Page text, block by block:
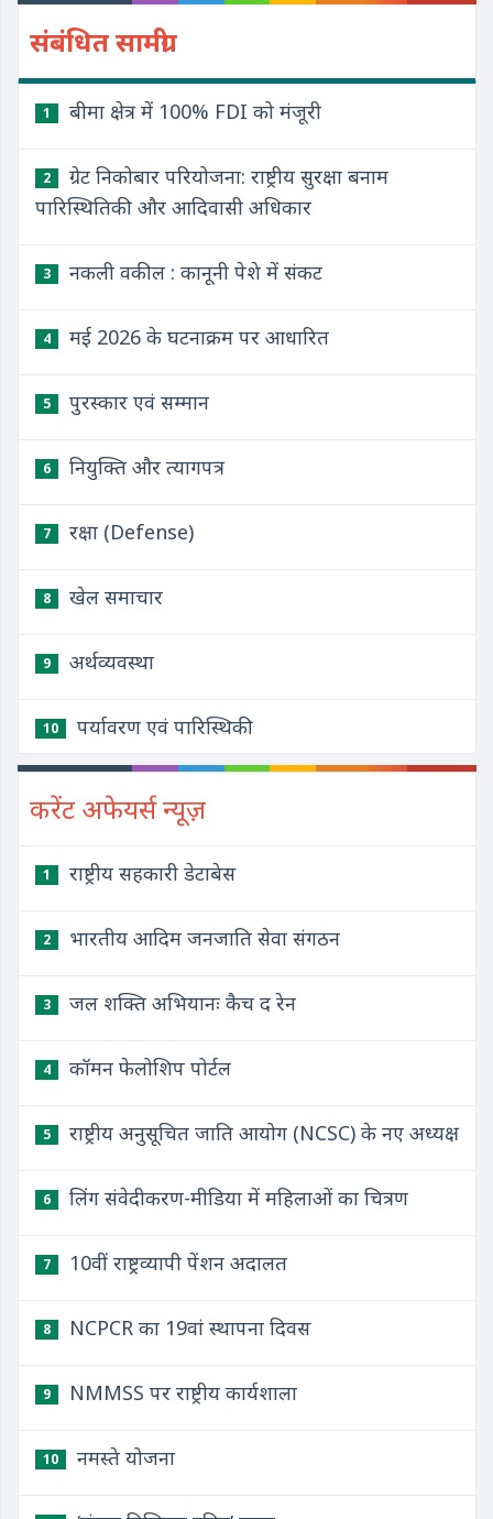
संबंधित सामग्री
1 बीमा क्षेत्र में 100% FDI को मंजूरी
2
ग्रेट निकोबार परियोजना: राष्ट्रीय सुरक्षा बनाम
पारिस्थितिकी और आदिवासी अधिकार
3 नकली वकील : कानूनी पेशे में संकट
4 मई 2026 के घटनाक्रम पर आधारित
5 पुरस्कार एवं सम्मान
6 नियुक्ति और त्यागपत्र
7 रक्षा (Defense)
8 खेल समाचार
9 अर्थव्यवस्था
10 पर्यावरण एवं पारिस्थिकी
करेंट अफेयर्स न्यूज़
1 राष्ट्रीय सहकारी डेटाबेस
2 भारतीय आदिम जनजाति सेवा संगठन
3 जल शक्ति अभियानः कैच द रेन
4 कॉमन फेलोशिप पोर्टल
5 राष्ट्रीय अनुसूचित जाति आयोग (NCSC) के नए अध्यक्ष
6 लिंग संवेदीकरण-मीडिया में महिलाओं का चित्रण
7 10वीं राष्ट्रव्यापी पेंशन अदालत
8 NCPCR का 19वां स्थापना दिवस
9 NMMSS पर राष्ट्रीय कार्यशाला
10 नमस्ते योजना